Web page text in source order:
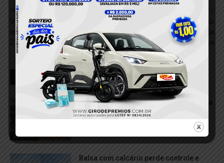
Anterior
VÍDEO; Taxista fica ferido em
acidente com carreta na BR-
230, no Distrito de Miritituba
VÍDEO: Princípio de incêndio
atinge carro de autoescola
em Itaituba
RELACIONADOS
acidente
VÍDEO; Caminhonete arrasta motocicleta
após acidente e deixa duas mulheres
feridas em Itaituba
Balsa com calcário perde controle e